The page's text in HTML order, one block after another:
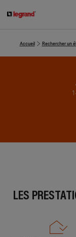
Accueil Rechercher un
LES